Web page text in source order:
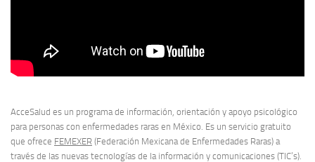
AcceSalud es un programa de información, orientación y apoyo psicológico
para personas con enfermedades raras en México. Es un servicio gratuito
que ofrece FEMEXER (Federación Mexicana de Enfermedades Raras) a
través de las nuevas tecnologías de la información y comunicaciones (TIC’s).